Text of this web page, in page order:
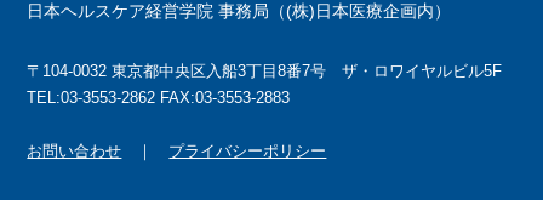
日本ヘルスケア経営学院 事務局（(株)日本医療企画内）
〒104-0032 東京都中央区入船3丁目8番7号 ザ・ロワイヤルビル5F
TEL:03-3553-2862 FAX:03-3553-2883
お問い合わせ ｜ プライバシーポリシー